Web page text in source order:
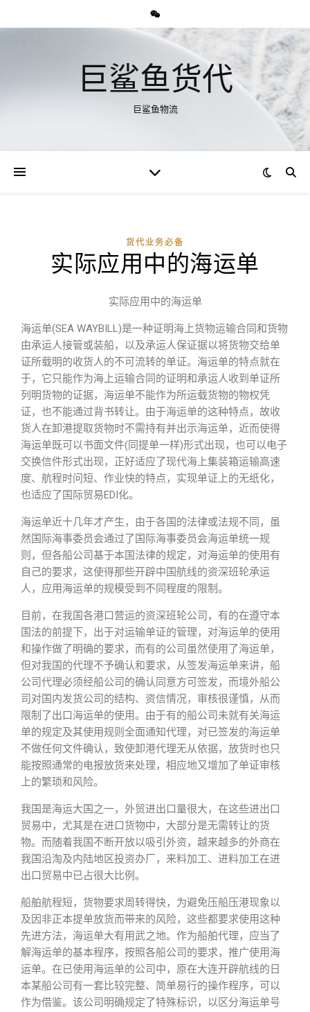
巨鲨鱼货代
巨鲨鱼物流
货代业务必备
实际应用中的海运单
实际应用中的海运单
海运单(SEA WAYBILL)是一种证明海上货物运输合同和货物
由承运人接管或装船，以及承运人保证据以将货物交给单
证所载明的收货人的不可流转的单证。海运单的特点就在
于，它只能作为海上运输合同的证明和承运人收到单证所
列明货物的证据，海运单不能作为所运载货物的物权凭
证，也不能通过背书转让。由于海运单的这种特点，故收
货人在卸港提取货物时不需持有并出示海运单，近而使得
海运单既可以书面文件(同提单一样)形式出现，也可以电子
交换信件形式出现，正好适应了现代海上集装箱运输高速
度、航程时问短、作业快的特点，实现单证上的无纸化，
也适应了国际贸易EDI化。
海运单近十几年才产生，由于各国的法律或法规不同，虽
然国际海事委员会通过了国际海事委员会海运单统一规
则，但各船公司基于本国法律的规定，对海运单的使用有
自己的要求，这使得那些开辟中国航线的资深班轮承运
人，应用海运单的规模受到不同程度的限制。
目前，在我国各港口营运的资深班轮公司，有的在遵守本
国法的前提下，出于对运输单证的管理，对海运单的使用
和操作做了明确的要求，而有的公司虽然使用了海运单，
但对我国的代理不予确认和要求，从签发海运单来讲，船
公司代理必须经船公司的确认同意方可签发，而境外船公
司对国内发货公司的结构、资信情况，审核很谨慎，从而
限制了出口海运单的使用。由于有的船公司未就有关海运
单的规定及其使用规则全面通知代理，对已签发的海运单
不做任何文件确认，致使卸港代理无从依据，放货时也只
能按照通常的电报放货来处理，相应地又增加了单证审核
上的繁琐和风险。
我国是海运大国之一，外贸进出口量很大，在这些进出口
贸易中，尤其是在进口货物中，大部分是无需转让的货
物。而随着我国不断开放以吸引外资，越来越多的外商在
我国沿淘及内陆地区投资办厂，来料加工、进料加工在进
出口贸易中已占很大比例。
船舶航程短，货物要求周转得快，为避免压船压港现象以
及因非正本提单放货而带来的风险，这些都要求使用这种
先进方法，海运单大有用武之地。作为船舶代理，应当了
解海运单的基本程序，按照各船公司的要求，推广使用海
运单。在已使用海运单的公司中，原在大连开辟航线的日
本某船公司有一套比较完整、简单易行的操作程序，可以
作为借鉴。该公司明确规定了特殊标识，以区分海运单号